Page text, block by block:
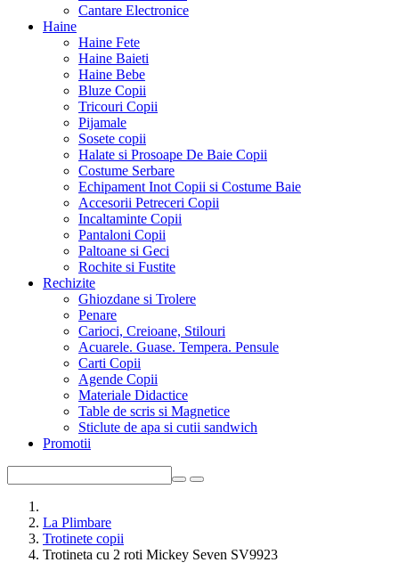
Cantare Electronice
Haine
Haine Fete
Haine Baieti
Haine Bebe
Bluze Copii
Tricouri Copii
Pijamale
Sosete copii
Halate si Prosoape De Baie Copii
Costume Serbare
Echipament Inot Copii si Costume Baie
Accesorii Petreceri Copii
Incaltaminte Copii
Pantaloni Copii
Paltoane si Geci
Rochite si Fustite
Rechizite
Ghiozdane si Trolere
Penare
Carioci, Creioane, Stilouri
Acuarele. Guase. Tempera. Pensule
Carti Copii
Agende Copii
Materiale Didactice
Table de scris si Magnetice
Sticlute de apa si cutii sandwich
Promotii
La Plimbare
Trotinete copii
Trotineta cu 2 roti Mickey Seven SV9923